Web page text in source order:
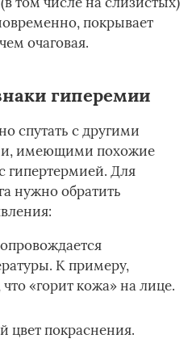
покрывает
очаговая.
гиперемии
спутать с другими
имеющими похожие
гипертермией. Для
нужно обратить
К примеру,
«горит кожа» на лице.
покраснения.